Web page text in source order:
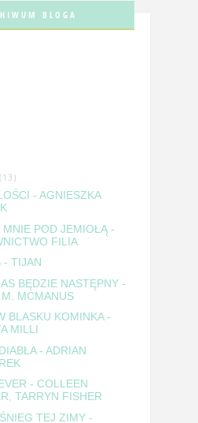
BLOGA
(13)
- AGNIESZKA
MNIE POD JEMIOŁĄ -
FILIA
- TIJAN
BĘDZIE NASTĘPNY -
MCMANUS
BLASKU KOMINKA -
MILLI
- ADRIAN
- COLLEEN
TARRYN FISHER
TEJ ZIMY -